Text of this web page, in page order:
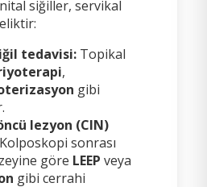
siğiller, servikal
tedavisi:Topikal
,
gibi
lezyon (CIN)
sonrası
göre LEEP veya
gibi cerrahi